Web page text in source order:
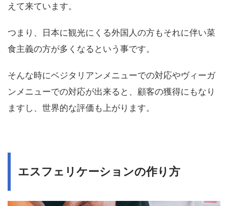
えて来ています。
つまり、日本に観光にくる外国人の方もそれに伴い菜
食主義の方が多くなるという事です。
そんな時にベジタリアンメニューでの対応やヴィーガ
ンメニューでの対応が出来ると、顧客の獲得にもなり
ますし、世界的な評価も上がります。
エスフェリケーションの作り方